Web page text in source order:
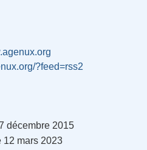
?feed=rss2
décembre 2015
12 mars 2023